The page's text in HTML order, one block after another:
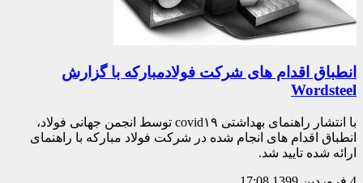
انطباق اقدام های شرکت فولادمبارکه با گزارش
Wordsteel
با انتشار راهنمای بهداشتی covid۱۹ توسط انجمن جهانی فولاد،
انطباق اقدام های انجام شده در شرکت فولاد مبارکه با راهنمای
ارائه شده تایید شد.